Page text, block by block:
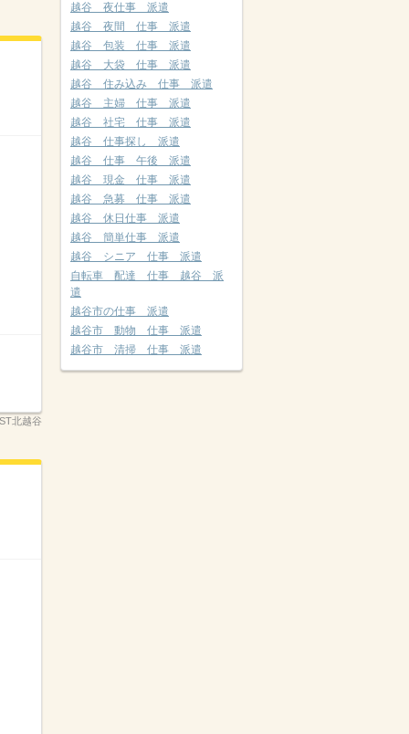
北越谷
越谷 夜仕事 派遣
越谷 夜間 仕事 派遣
越谷 包装 仕事 派遣
越谷 大袋 仕事 派遣
越谷 住み込み 仕事 派遣
越谷 主婦 仕事 派遣
越谷 社宅 仕事 派遣
越谷 仕事探し 派遣
越谷 仕事 午後 派遣
越谷 現金 仕事 派遣
越谷 急募 仕事 派遣
越谷 休日仕事 派遣
越谷 簡単仕事 派遣
越谷 シニア 仕事 派遣
自転車 配達 仕事 越谷 派
遣
越谷市の仕事 派遣
越谷市 動物 仕事 派遣
越谷市 清掃 仕事 派遣